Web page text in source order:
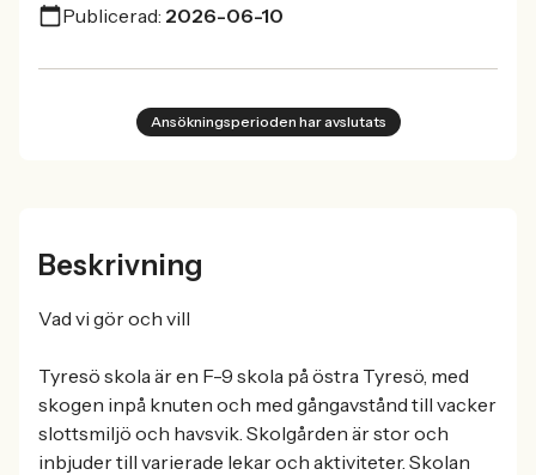
Publicerad: 2026-06-10
Ansökningsperioden har avslutats
Beskrivning
Vad vi gör och vill
Tyresö skola är en F-9 skola på östra Tyresö, med
skogen inpå knuten och med gångavstånd till vacker
slottsmiljö och havsvik. Skolgården är stor och
inbjuder till varierade lekar och aktiviteter. Skolan